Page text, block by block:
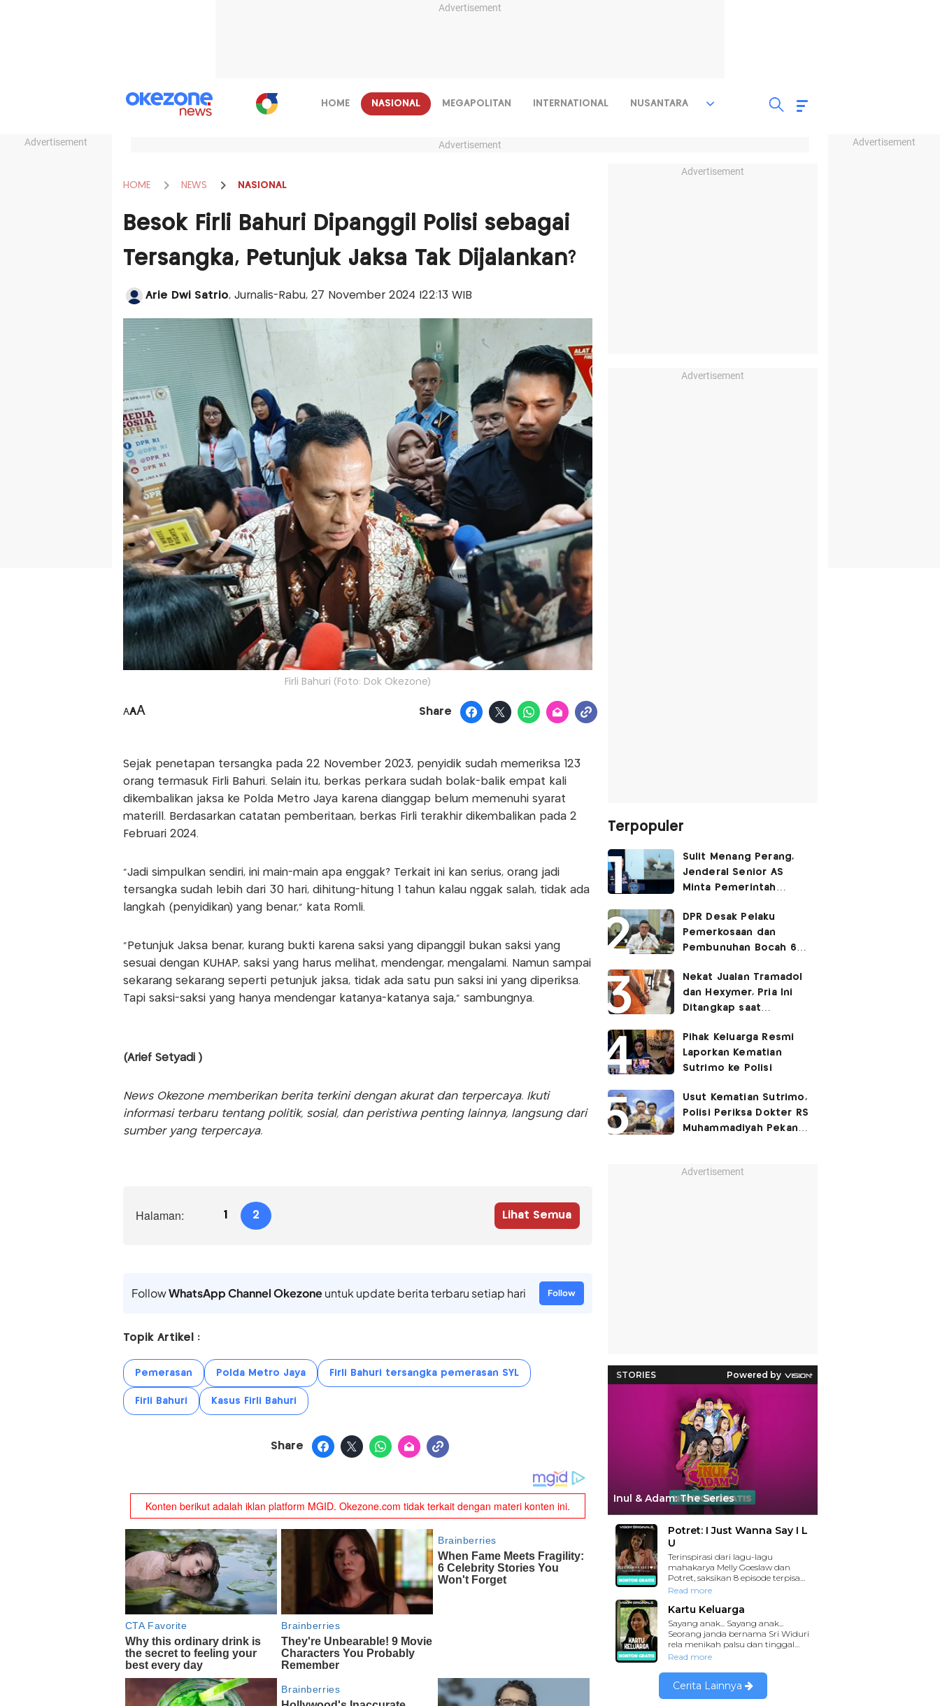
Advertisement
Advertisement Advertisement
HOME NASIONAL MEGAPOLITAN INTERNATIONAL NUSANTARA
Advertisement
HOME NEWS NASIONAL
Besok Firli Bahuri Dipanggil Polisi sebagai
Tersangka, Petunjuk Jaksa Tak Dijalankan?
Arie Dwi Satrio, Jurnalis-Rabu, 27 November 2024 |22:13 WIB
Firli Bahuri (Foto: Dok Okezone)
AAA Share
Sejak penetapan tersangka pada 22 November 2023, penyidik sudah memeriksa 123
orang termasuk Firli Bahuri. Selain itu, berkas perkara sudah bolak-balik empat kali
dikembalikan jaksa ke Polda Metro Jaya karena dianggap belum memenuhi syarat
materill. Berdasarkan catatan pemberitaan, berkas Firli terakhir dikembalikan pada 2
Februari 2024.
"Jadi simpulkan sendiri, ini main-main apa enggak? Terkait ini kan serius, orang jadi
tersangka sudah lebih dari 30 hari, dihitung-hitung 1 tahun kalau nggak salah, tidak ada
langkah (penyidikan) yang benar," kata Romli.
"Petunjuk Jaksa benar, kurang bukti karena saksi yang dipanggil bukan saksi yang
sesuai dengan KUHAP, saksi yang harus melihat, mendengar, mengalami. Namun sampai
sekarang sekarang seperti petunjuk jaksa, tidak ada satu pun saksi ini yang diperiksa.
Tapi saksi-saksi yang hanya mendengar katanya-katanya saja," sambungnya.
(Arief Setyadi )
News Okezone memberikan berita terkini dengan akurat dan terpercaya. Ikuti
informasi terbaru tentang politik, sosial, dan peristiwa penting lainnya, langsung dari
sumber yang terpercaya.
Halaman: 1 2 Lihat Semua
FollowWhatsApp Channel Okezoneuntuk update berita terbaru setiap hari Follow
Topik Artikel :
Pemerasan Polda Metro Jaya Firli Bahuri tersangka pemerasan SYL
Firli Bahuri Kasus Firli Bahuri
Share
Advertisement
Advertisement
Terpopuler
Sulit Menang Perang,
Jenderal Senior AS
Minta Pemerintah
Lawan Iran
DPR Desak Pelaku
Pemerkosaan dan
Pembunuhan Bocah 6
Dihukum Seumur Hidup
Nekat Jualan Tramadol
dan Hexymer, Pria Ini
Ditangkap saat
Pihak Keluarga Resmi
Laporkan Kematian
Sutrimo ke Polisi
Usut Kematian Sutrimo,
Polisi Periksa Dokter RS
Muhammadiyah Pekan
Advertisement